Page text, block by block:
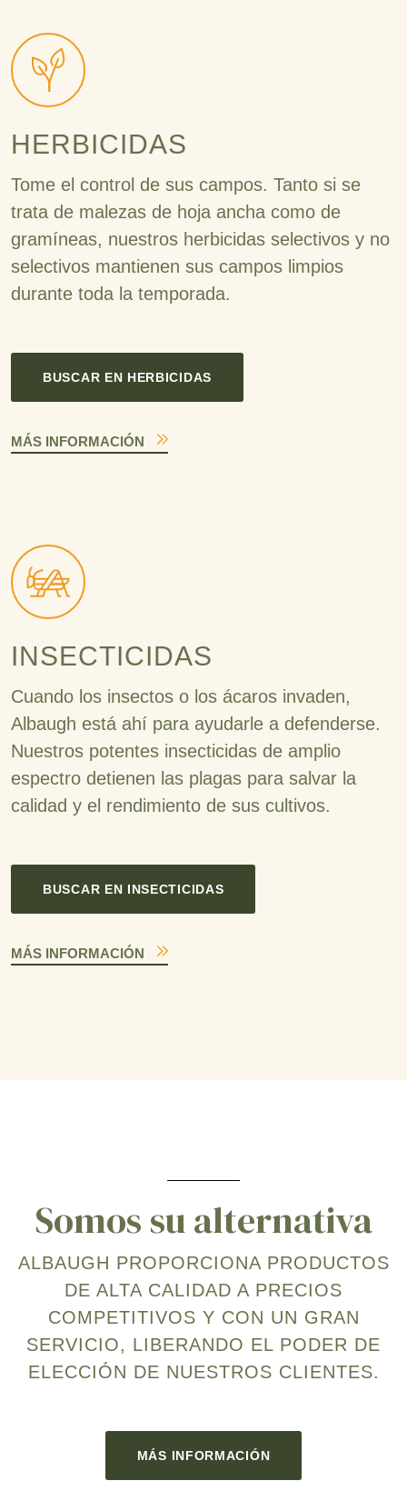
HERBICIDAS
Tome el control de sus campos. Tanto si se
trata de malezas de hoja ancha como de
gramíneas, nuestros herbicidas selectivos y no
selectivos mantienen sus campos limpios
durante toda la temporada.
BUSCAR EN HERBICIDAS
MÁS INFORMACIÓN
INSECTICIDAS
Cuando los insectos o los ácaros invaden,
Albaugh está ahí para ayudarle a defenderse.
Nuestros potentes insecticidas de amplio
espectro detienen las plagas para salvar la
calidad y el rendimiento de sus cultivos.
BUSCAR EN INSECTICIDAS
MÁS INFORMACIÓN
Somos su alternativa
ALBAUGH PROPORCIONA PRODUCTOS
DE ALTA CALIDAD A PRECIOS
COMPETITIVOS Y CON UN GRAN
SERVICIO, LIBERANDO EL PODER DE
ELECCIÓN DE NUESTROS CLIENTES.
MÁS INFORMACIÓN